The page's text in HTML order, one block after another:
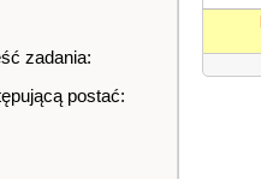
zadania:
postać: